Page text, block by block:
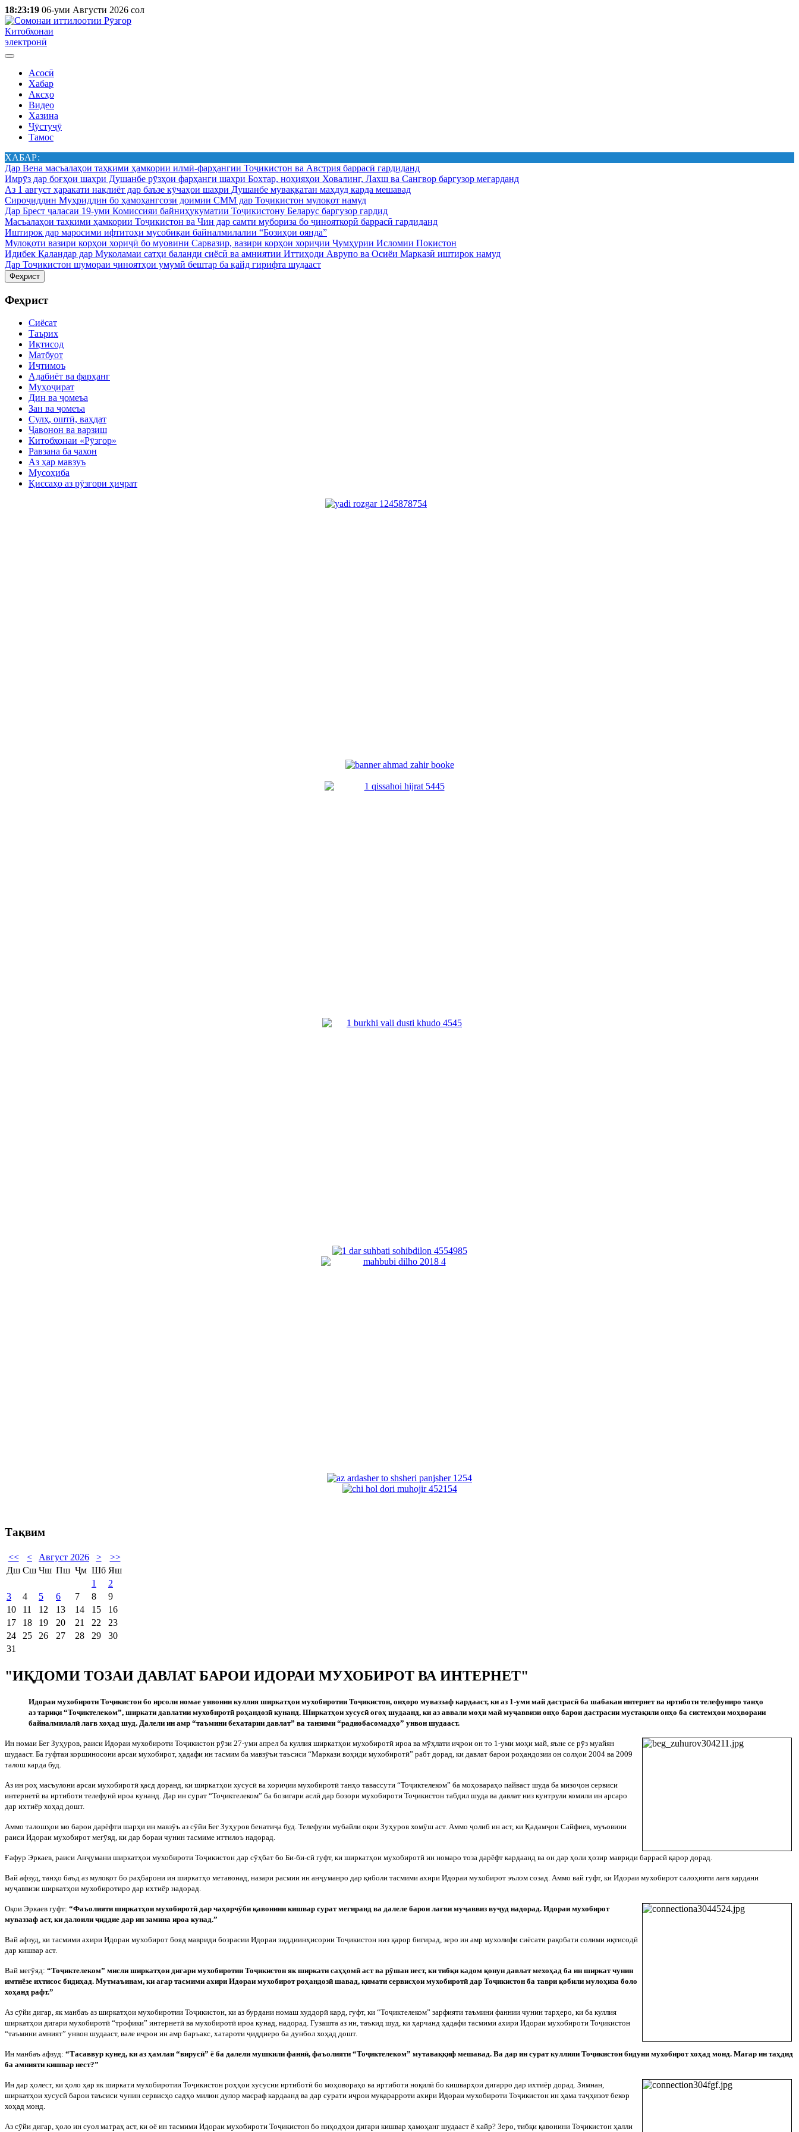
18:23:19 06-уми Августи 2026 сол
Китобхонаи
электронӣ
Асосӣ
Хабар
Аксҳо
Видео
Хазина
Ҷӯстуҷӯ
Тамос
ХАБАР:
Дар Вена масъалаҳои таҳкими ҳамкории илмӣ-фарҳангии Тоҷикистон ва Австрия баррасӣ гардиданд
Имрӯз дар боғҳои шаҳри Душанбе рӯзҳои фарҳанги шаҳри Бохтар, ноҳияҳои Ховалинг, Лахш ва Сангвор баргузор мегарданд
Аз 1 август ҳаракати нақлиёт дар баъзе кӯчаҳои шаҳри Душанбе муваққатан маҳдуд карда мешавад
Сироҷиддин Муҳриддин бо ҳамоҳангсози доимии СММ дар Тоҷикистон мулоқот намуд
Дар Брест ҷаласаи 19-уми Комиссияи байниҳукуматии Тоҷикистону Беларус баргузор гардид
Масъалаҳои таҳкими ҳамкории Тоҷикистон ва Чин дар самти мубориза бо ҷинояткорӣ баррасӣ гардиданд
Иштирок дар маросими ифтитоҳи мусобиқаи байналмилалии “Бозиҳои оянда”
Мулоқоти вазири корҳои хориҷӣ бо муовини Сарвазир, вазири корҳои хориҷии Ҷумҳурии Исломии Покистон
Идибек Қаландар дар Муколамаи сатҳи баланди сиёсӣ ва амниятии Иттиҳоди Аврупо ва Осиёи Марказӣ иштирок намуд
Дар Тоҷикистон шумораи ҷиноятҳои умумӣ бештар ба қайд гирифта шудааст
Феҳрист
Феҳрист
Сиёсат
Таърих
Иқтисод
Матбуот
Иҷтимоъ
Адабиёт ва фарҳанг
Муҳоҷират
Дин ва ҷомеъа
Зан ва ҷомеъа
Сулҳ, оштӣ, ваҳдат
Ҷавонон ва варзиш
Китобхонаи «Рӯзгор»
Равзана ба ҷахон
Аз ҳар мавзуъ
Мусоҳиба
Қиссаҳо аз рӯзгори ҳиҷрат
Тақвим
<< < Август 2026 >
>>
Дш Сш Чш Пш Ҷм Шб Яш
1
2
3
4 5 6 7 8
9
10
11 12 13 14 15
16
17
18 19 20 21 22
23
24
25 26 27 28 29
30
31
"ИҚДОМИ ТОЗАИ ДАВЛАТ БАРОИ ИДОРАИ МУХОБИРОТ ВА ИНТЕРНЕТ"
Идораи мухобироти Тоҷикистон бо ирсоли номае унвонии куллия ширкатҳои мухобиротии Тоҷикистон, онҳоро муваззаф кардааст, ки аз 1-уми май дастрасӣ ба шабакаи интернет ва иртиботи телефуниро танҳо
аз тариқи “Тоҷиктелеком”, ширкати давлатии мухобиротӣ роҳандозӣ кунанд. Ширкатҳои хусусӣ огоҳ шудаанд, ки аз аввали моҳи май муҷаввизи онҳо барои дастрасии мустақили онҳо ба системҳои моҳвораии
байналмилалӣ лағв хоҳад шуд. Далели ин амр “таъмини бехатарии давлат” ва танзими “радиобасомадҳо” унвон шудааст.
Ин номаи Бег Зуҳуров, раиси Идораи мухобироти Тоҷикистон рӯзи 27-уми апрел ба куллия ширкатҳои мухобиротӣ ироа ва мӯҳлати иҷрои он то 1-уми моҳи май, яъне се рӯз муайян
шудааст. Ба гуфтаи коршиносони арсаи мухобирот, ҳадафи ин тасмим ба мавзӯъи таъсиси “Маркази воҳиди мухобиротӣ” рабт дорад, ки давлат барои роҳандозии он солҳои 2004 ва 2009
талош карда буд.
Аз ин роҳ масъулони арсаи мухобиротӣ қасд доранд, ки ширкатҳои хусусӣ ва хориҷии мухобиротӣ танҳо тавассути “Тоҷиктелеком” ба моҳовараҳо пайваст шуда ба мизоҷон сервиси
интернетӣ ва иртиботи телефунӣ ироа кунанд. Дар ин сурат “Тоҷиктелеком” ба бозигари аслӣ дар бозори мухобироти Тоҷикистон табдил шуда ва давлат низ кунтрули комили ин арсаро
дар ихтиёр хоҳад дошт.
Аммо талошҳои мо барои дарёфти шарҳи ин мавзӯъ аз сӯйи Бег Зуҳуров бенатиҷа буд. Телефуни мубайли оқои Зуҳуров хомӯш аст. Аммо ҷолиб ин аст, ки Қадамҷон Сайфиев, муъовини
раиси Идораи мухобирот мегӯяд, ки дар бораи чунин тасмиме иттилоъ надорад.
Ғафур Эркаев, раиси Анҷумани ширкатҳои мухобироти Тоҷикистон дар сӯҳбат бо Би-би-сӣ гуфт, ки ширкатҳои мухобиротӣ ин номаро тоза дарёфт кардаанд ва он дар ҳоли ҳозир мавриди баррасӣ қарор дорад.
Вай афзуд, танҳо баъд аз мулоқот бо раҳбарони ин ширкатҳо метавонад, назари расмии ин анҷуманро дар қиболи тасмими ахири Идораи мухобирот эълом созад. Аммо вай гуфт, ки Идораи мухобирот салоҳияти лағв кардани
муҷаввизи ширкатҳои мухобиротиро дар ихтиёр надорад.
Оқои Эркаев гуфт: “Фаъолияти ширкатҳои мухобиротӣ дар чаҳорчӯби қавонини кишвар сурат мегиранд ва далеле барои лағви муҷаввиз вуҷуд надорад. Идораи мухобирот
муваззаф аст, ки далоили ҷиддие дар ин замина ироа кунад.”
Вай афзуд, ки тасмими ахири Идораи мухобирот бояд мавриди бозрасии Идораи зиддиинҳисории Тоҷикистон низ қарор бигирад, зеро ин амр мухолифи сиёсати рақобати солими иқтисодӣ
дар кишвар аст.
Вай мегӯяд: “Тоҷиктелеком” мисли ширкатҳои дигари мухобиротии Тоҷикистон як ширкати саҳҳомӣ аст ва рӯшан нест, ки тибқи кадом қонун давлат мехоҳад ба ин ширкат чунин
имтиёзе ихтисос бидиҳад. Мутмаъинам, ки агар тасмими ахири Идораи мухобирот роҳандозӣ шавад, қимати сервисҳои мухобиротӣ дар Тоҷикистон ба таври қобили мулоҳиза боло
хоҳанд рафт.”
Аз сӯйи дигар, як манбаъ аз ширкатҳои мухобиротии Тоҷикистон, ки аз бурдани номаш худдорӣ кард, гуфт, ки “Тоҷиктелеком” зарфияти таъмини фаннии чунин тарҳеро, ки ба куллия
ширкатҳои дигари мухобиротӣ “трофики” интернетӣ ва мухобиротӣ ироа кунад, надорад. Гузашта аз ин, таъкид шуд, ки ҳарчанд ҳадафи тасмими ахири Идораи мухобироти Тоҷикистон
“таъмини амният” унвон шудааст, вале иҷрои ин амр баръакс, хатароти ҷиддиеро ба дунбол хоҳад дошт.
Ин манбаъ афзуд: “Тасаввур кунед, ки аз ҳамлаи “вирусӣ” ё ба далели мушкили фаннӣ, фаъолияти “Тоҷиктелеком” мутаваққиф мешавад. Ва дар ин сурат куллияи Тоҷикистон бидуни мухобирот хоҳад монд. Магар ин таҳдид
ба амнияти кишвар нест?”
Ин дар ҳолест, ки ҳоло ҳар як ширкати мухобиротии Тоҷикистон роҳҳои хусусии иртиботӣ бо моҳовораҳо ва иртиботи ноқилӣ бо кишварҳои дигарро дар ихтиёр дорад. Зимнан,
ширкатҳои хусусӣ барои таъсиси чунин сервисҳо садҳо милюн дулор масраф кардаанд ва дар сурати иҷрои муқарарроти ахири Идораи мухобироти Тоҷикистон ин ҳама таҷҳизот бекор
хоҳад монд.
Аз сӯйи дигар, ҳоло ин суол матраҳ аст, ки оё ин тасмими Идораи мухобироти Тоҷикистон бо ниҳодҳои дигари кишвар ҳамоҳанг шудааст ё хайр? Зеро, тибқи қавонини Тоҷикистон ҳалли